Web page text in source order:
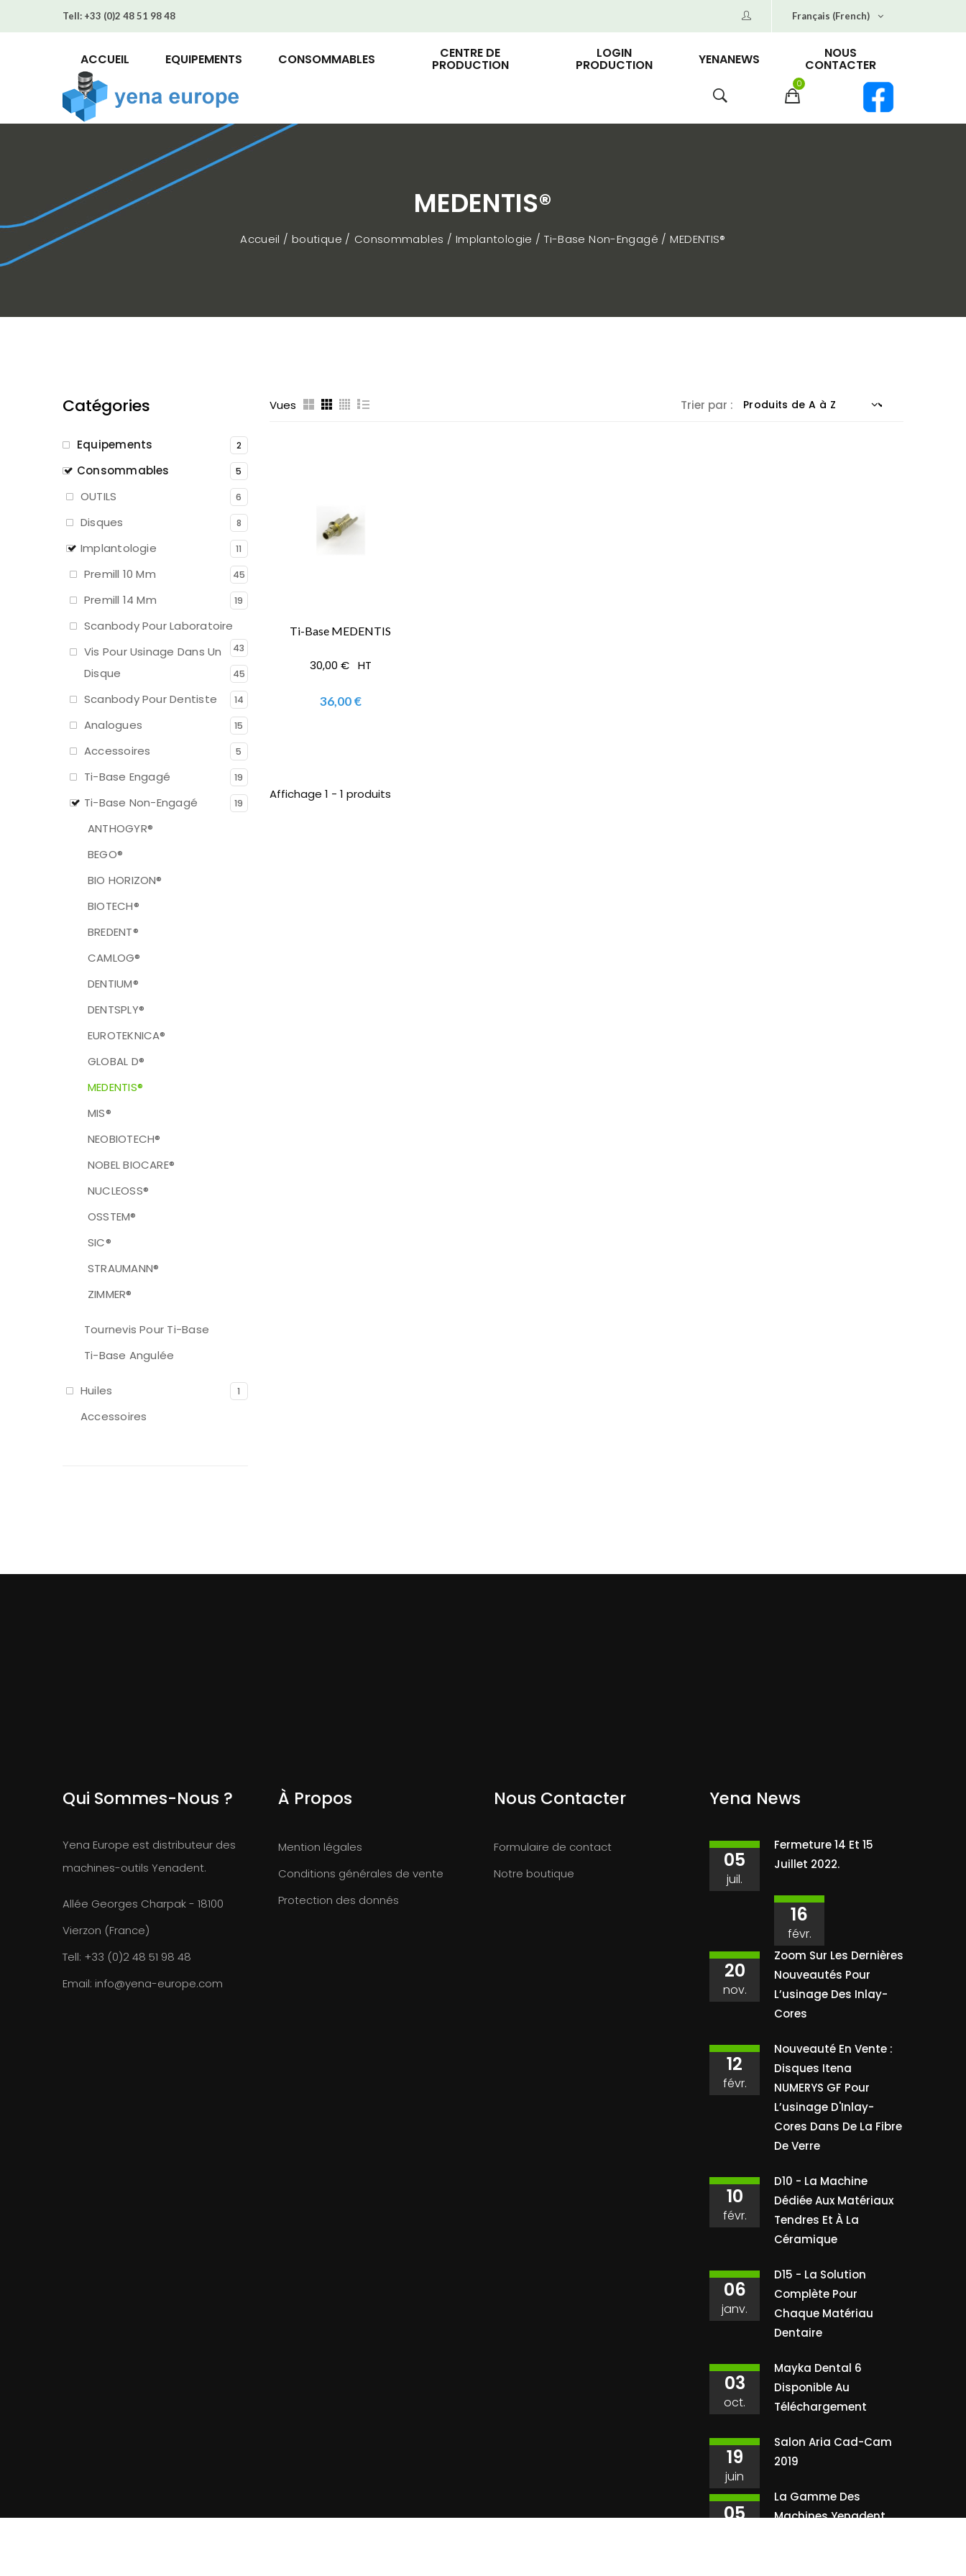
Tell: +33 (0)2 48 51 98 48 Français (French)
ACCUEIL EQUIPEMENTS CONSOMMABLES CENTRE DE
PRODUCTION
LOGIN
PRODUCTION YENANEWS NOUS
CONTACTER
0
MEDENTIS®
Accueil / boutique Consommables Implantologie Ti-Base Non-Engagé MEDENTIS®
Catégories
Equipements 2
Consommables 5
OUTILS 6
Disques 8
Implantologie 11
Premill 10 Mm 45
Premill 14 Mm 19
Scanbody Pour Laboratoire
43
Vis Pour Usinage Dans Un
Disque
45
Scanbody Pour Dentiste 14
Analogues 15
Accessoires 5
Ti-Base Engagé 19
Ti-Base Non-Engagé 19
ANTHOGYR®
BEGO®
BIO HORIZON®
BIOTECH®
BREDENT®
CAMLOG®
DENTIUM®
DENTSPLY®
EUROTEKNICA®
GLOBAL D®
MEDENTIS®
MIS®
NEOBIOTECH®
NOBEL BIOCARE®
NUCLEOSS®
OSSTEM®
SIC®
STRAUMANN®
ZIMMER®
Tournevis Pour Ti-Base
Ti-Base Angulée
Huiles 1
Accessoires
Vues Trier par :
Ti-Base MEDENTIS
30,00 € HT
36,00 €
Affichage 1 - 1 produits
Qui Sommes-Nous ?
Yena Europe est distributeur des
machines-outils Yenadent.
Allée Georges Charpak - 18100
Vierzon (France)
Tell: +33 (0)2 48 51 98 48
Email: info@yena-europe.com
À Propos
Mention légales
Conditions générales de vente
Protection des donnés
Nous Contacter
Formulaire de contact
Notre boutique
Yena News
05
juil.
Fermeture 14 Et 15
Juillet 2022.
16
févr.
Zoom Sur Les Dernières
Nouveautés Pour
L’usinage Des Inlay-
Cores
20
nov.
Nouveauté En Vente :
Disques Itena
NUMERYS GF Pour
L’usinage D'Inlay-
Cores Dans De La Fibre
De Verre
12
févr.
D10 - La Machine
Dédiée Aux Matériaux
Tendres Et À La
Céramique
10
févr.
D15 - La Solution
Complète Pour
Chaque Matériau
Dentaire
06
janv.
Mayka Dental 6
Disponible Au
Téléchargement
03
oct.
Salon Aria Cad-Cam
2019
19
juin
La Gamme Des
Machines Yenadent
05